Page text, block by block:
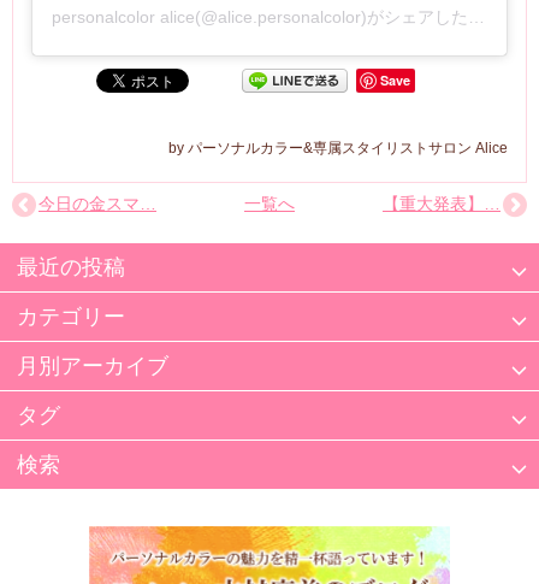
Save
パーソナルカラー&専属スタイリストサロン Alice
今日の金スマ… 一覧へ 【重大発表】…
最近の投稿
カテゴリー
月別アーカイブ
タグ
検索